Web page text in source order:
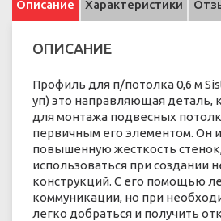
Описание Характеристики
ОПИСАНИЕ
Профиль для п/потолка 0,6 м
уп) это направляющая деталь,
для монтажа подвесных
первичным его элементом. Он
повышенную жесткость
использоваться при создании
конструкций. С его помощью
коммуникации, но при
легко добраться и получить